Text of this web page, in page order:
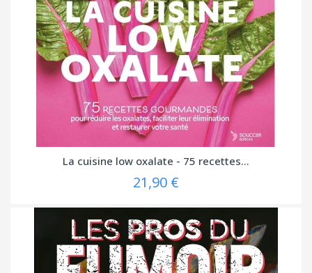
La cuisine low oxalate - 75 recettes...
21,90 €